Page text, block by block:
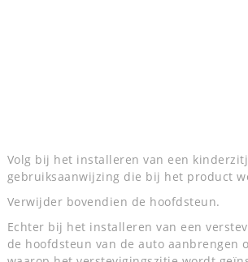
Volg bij het installeren van een
gebruiksaanwijzing die bij het product
Verwijder bovendien de hoofdsteun.
Echter bij het installeren van een
de hoofdsteun van de auto aanbrengen